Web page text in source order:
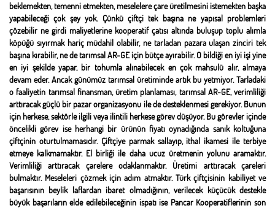
beklemekten, temenni etmekten, meselelere çare üretilmesini istemekten başka
yapabileceği çok şey yok. Çünkü çiftçi tek başına ne yapısal problemleri
çözebilir ne girdi maliyetlerine kooperatif çatısı altında buluşup toplu alımla
köpüğü sıyırmak hariç müdahil olabilir, ne tarladan pazara ulaşan zinciri tek
başına kırabilir, ne de tarımsal AR-GE için bütçe ayırabilir. O bildiği en iyi işi yine
en iyi şekilde yapar, bir tohumla alınabilecek en çok mahsulü alır, almaya
devam eder. Ancak günümüz tarımsal üretiminde artık bu yetmiyor. Tarladaki
o faaliyetin tarımsal finansman, üretim planlaması, tarımsal AR-GE, verimliliği
arttıracak güçlü bir pazar organizasyonu ile de desteklenmesi gerekiyor. Bunun
için herkese, sektörle ilgili veya ilintili herkese görev düşüyor. Bu görevler içinde
öncelikli görev ise herhangi bir ürünün fiyatı oynadığında sanık koltuğuna
çiftçinin oturtulmamasıdır. Çiftçiye parmak sallayıp, ithal ikamesi ile terbiye
etmeye kalkmamaktır. El birliği ile daha ucuz üretmenin yolunu aramaktır.
Verimliliği arttıracak çarelere odaklanmaktır. Üretimi arttıracak çareleri
bulmaktır. Meseleleri çözmek için adım atmaktır. Türk çiftçisinin kabiliyet ve
başarısının beylik laflardan ibaret olmadığının, verilecek küçücük destekle
büyük başarıların elde edilebileceğinin ispatı ise Pancar Kooperatiflerinin son